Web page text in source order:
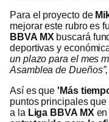
Para el proyecto de
mejorar este rubro es
BBVA MX buscará
deportivas y
un plazo para el mes
Asamblea de
Así es que 'Más
puntos principales que
a la Liga BBVA MX